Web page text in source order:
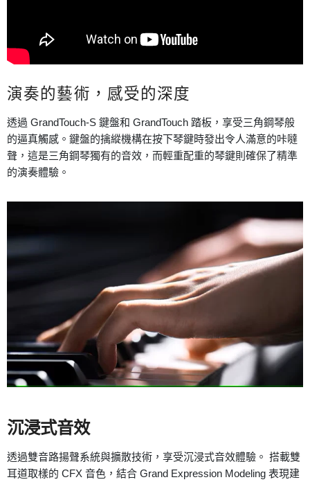
演奏的藝術，感受的深度
透過 GrandTouch-S 鍵盤和 GrandTouch 踏板，享受三角鋼琴般
的逼真觸感。鍵盤的擒縱機構在按下琴鍵時發出令人滿意的咔噠
聲，這是三角鋼琴獨有的音效，而輕重配重的琴鍵則確保了精準
的演奏體驗。
沉浸式音效
透過雙音路揚聲系統與擴散技術，享受沉浸式音效體驗。 搭載雙
耳道取樣的 CFX 音色，結合 Grand Expression Modeling 表現建